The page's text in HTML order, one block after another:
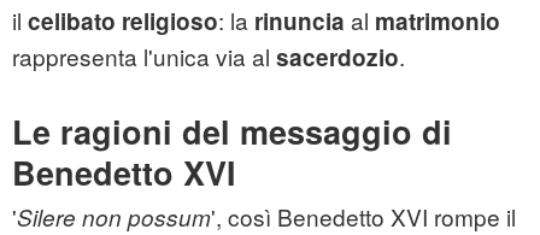
il celibato religioso: la rinuncia al matrimonio
rappresenta l'unica via al sacerdozio.
Le ragioni del messaggio di
Benedetto XVI
'Silere non possum', così Benedetto XVI rompe il